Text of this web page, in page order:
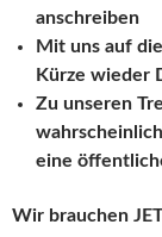
anschreiben
Mit uns auf
Kürze wieder
Zu unseren
eine
Wir brauchen